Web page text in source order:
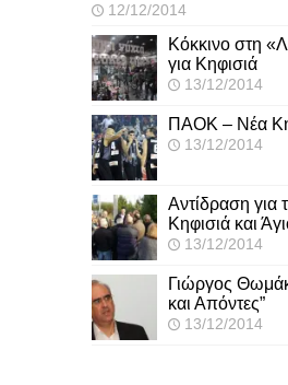
12/12/2014
Κόκκινο στη
για Κηφισιά
13/12/2014
ΠΑΟΚ – Νέα
13/12/2014
Αντίδραση για
Κηφισιά και
13/12/2014
Γιώργος
και Απόντες”
13/12/2014